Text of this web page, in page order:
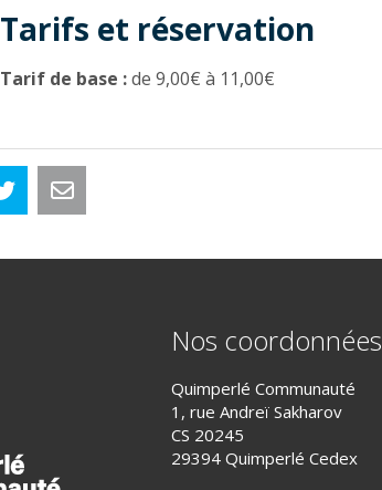
Tarifs et réservation
Tarif de base :de 9,00€ à 11,00€
Nos coordonnées
Quimperlé Communauté
1, rue Andreï Sakharov
CS 20245
29394 Quimperlé Cedex